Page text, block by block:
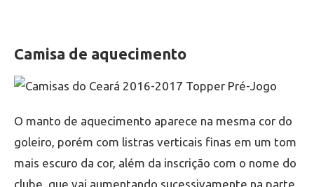
Camisa de aquecimento
O manto de aquecimento aparece na mesma cor do
goleiro, porém com listras verticais finas em um tom
mais escuro da cor, além da inscrição com o nome do
clube, que vai aumentando sucessivamente na parte